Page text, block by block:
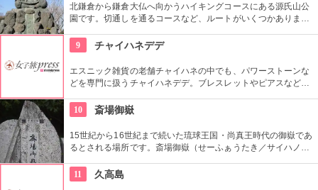
北鎌倉から鎌倉大仏へ向かうハイキングコースにある源氏山公
園です。切通しを通るコースなど、ルートがいくつかありま
い道を登る場合も。公園中央の頼朝像がシンボルです。
9 チャイハネデデ
エスニック雑貨の老舗チャイハネの中でも、パワーストーンな
どを専門に扱うチャイハネデデ。ブレスレットやピアスなども
10
斎場御嶽
15世紀から16世紀まで続いた琉球王国・尚真王時代の御嶽であ
るとされる場所です。斎場御嶽（せーふぁうたき／サイハノう
ぁ（霊威の高い聖なる場所）です。沖縄の神々の神秘に興味あ
る方はここは必見です。
11 久高島